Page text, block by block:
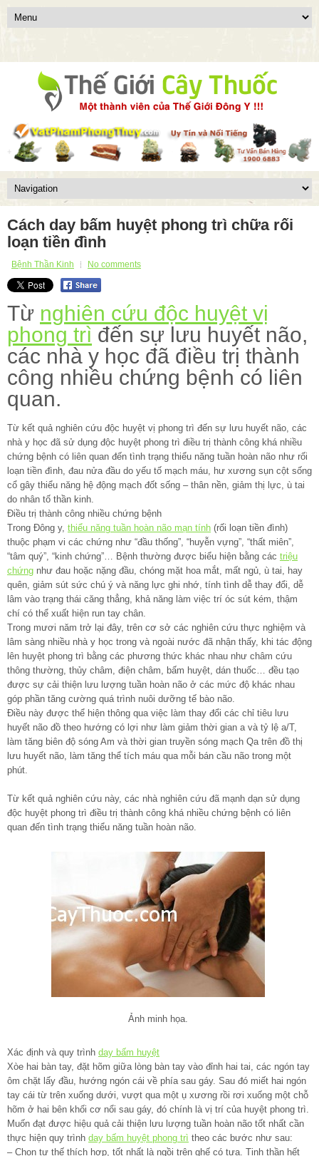
Cách day bấm huyệt phong trì chữa rối
loạn tiền đình
Bệnh Thần Kinh No comments
Từ nghiên cứu độc huyệt vị
phong trì đến sự lưu huyết não,
các nhà y học đã điều trị thành
công nhiều chứng bệnh có liên
quan.
Từ kết quả nghiên cứu độc huyệt vị phong trì đến sự lưu huyết não, các
nhà y học đã sử dụng độc huyệt phong trì điều trị thành công khá nhiều
chứng bệnh có liên quan đến tình trạng thiểu năng tuần hoàn não như rối
loạn tiền đình, đau nửa đầu do yếu tố mạch máu, hư xương sụn cột sống
cổ gây thiểu năng hệ động mạch đốt sống – thân nền, giảm thị lực, ù tai
do nhân tố thần kinh.
Điều trị thành công nhiều chứng bệnh
Trong Đông y, thiểu năng tuần hoàn não mạn tính (rối loạn tiền đình)
thuộc phạm vi các chứng như “đầu thống”, “huyễn vựng”, “thất miên”,
“tâm quý”, “kinh chứng”… Bệnh thường được biểu hiện bằng các triệu
chứng như đau hoặc nặng đầu, chóng mặt hoa mắt, mất ngủ, ù tai, hay
quên, giảm sút sức chú ý và năng lực ghi nhớ, tính tình dễ thay đổi, dễ
lâm vào trạng thái căng thẳng, khả năng làm việc trí óc sút kém, thậm
chí có thể xuất hiện run tay chân.
Trong mươi năm trở lại đây, trên cơ sở các nghiên cứu thực nghiệm và
lâm sàng nhiều nhà y học trong và ngoài nước đã nhận thấy, khi tác động
lên huyệt phong trì bằng các phương thức khác nhau như châm cứu
thông thường, thủy châm, điện châm, bấm huyệt, dán thuốc… đều tạo
được sự cải thiện lưu lượng tuần hoàn não ở các mức độ khác nhau
góp phần tăng cường quá trình nuôi dưỡng tế bào não.
Điều này được thể hiện thông qua việc làm thay đổi các chỉ tiêu lưu
huyết não đồ theo hướng có lợi như làm giảm thời gian a và tỷ lệ a/T,
làm tăng biên độ sóng Am và thời gian truyền sóng mạch Qa trên đồ thị
lưu huyết não, làm tăng thể tích máu qua mỗi bán cầu não trong một
phút.
Từ kết quả nghiên cứu này, các nhà nghiên cứu đã mạnh dạn sử dụng
độc huyệt phong trì điều trị thành công khá nhiều chứng bệnh có liên
quan đến tình trạng thiểu năng tuần hoàn não.
Ảnh minh họa.
Xác định và quy trình day bấm huyệt
Xòe hai bàn tay, đặt hõm giữa lòng bàn tay vào đỉnh hai tai, các ngón tay
ôm chặt lấy đầu, hướng ngón cái về phía sau gáy. Sau đó miết hai ngón
tay cái từ trên xuống dưới, vượt qua một ụ xương rồi rơi xuống một chỗ
hõm ở hai bên khối cơ nổi sau gáy, đó chính là vị trí của huyệt phong trì.
Muốn đạt được hiệu quả cải thiện lưu lượng tuần hoàn não tốt nhất cần
thực hiện quy trình day bấm huyệt phong trì theo các bước như sau:
– Chọn tư thế thích hợp, tốt nhất là ngồi trên ghế có tựa. Tinh thần hết